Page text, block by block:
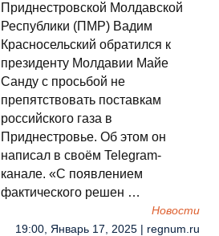
Приднестровской Молдавской
Республики (ПМР) Вадим
Красносельский обратился к
президенту Молдавии Майе
Санду с просьбой не
препятствовать поставкам
российского газа в
Приднестровье. Об этом он
написал в своём Telegram-
канале. «С появлением
фактического решен …
Новости
19:00, Январь 17, 2025 | regnum.ru